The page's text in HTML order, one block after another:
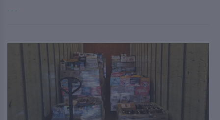
. . .